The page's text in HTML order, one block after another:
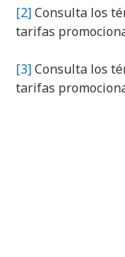
[2]Consulta los
tarifas
[3]Consulta los
tarifas